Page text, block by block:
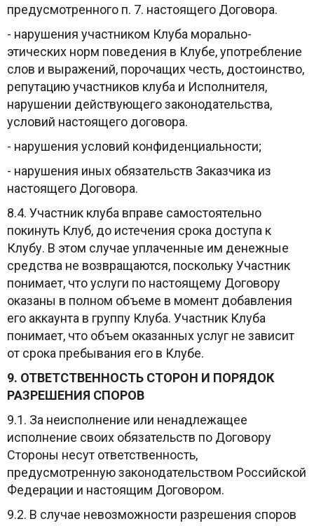
предусмотренного п. 7. настоящего Договора.
- нарушения участником Клуба морально-
этических норм поведения в Клубе, употребление
слов и выражений, порочащих честь, достоинство,
репутацию участников клуба и Исполнителя,
нарушении действующего законодательства,
условий настоящего договора.
- нарушения условий конфиденциальности;
- нарушения иных обязательств Заказчика из
настоящего Договора.
8.4. Участник клуба вправе самостоятельно
покинуть Клуб, до истечения срока доступа к
Клубу. В этом случае уплаченные им денежные
средства не возвращаются, поскольку Участник
понимает, что услуги по настоящему Договору
оказаны в полном объеме в момент добавления
его аккаунта в группу Клуба. Участник Клуба
понимает, что объем оказанных услуг не зависит
от срока пребывания его в Клубе.
9. ОТВЕТСТВЕННОСТЬ СТОРОН И ПОРЯДОК
РАЗРЕШЕНИЯ СПОРОВ
9.1. За неисполнение или ненадлежащее
исполнение своих обязательств по Договору
Стороны несут ответственность,
предусмотренную законодательством Российской
Федерации и настоящим Договором.
9.2. В случае невозможности разрешения споров